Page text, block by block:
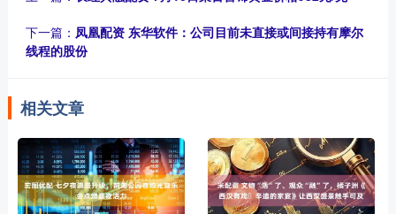
下一篇： 凤凰配资 东华软件：公司目前未直接或间接持有摩尔
线程的股份
相关文章